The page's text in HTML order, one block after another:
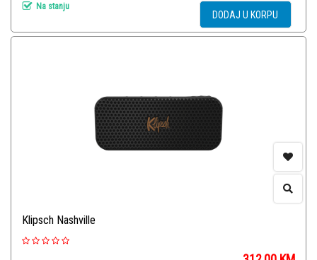
Na stanju
DODAJ U KORPU
Klipsch Nashville